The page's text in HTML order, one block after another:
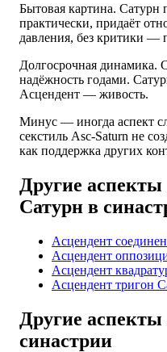
Бытовая картина. Сатурн
практически, придаёт
давления, без критики —
Долгосрочная динамика.
надёжность годами.
Асцендент — живость.
Минус — иногда аспект
секстиль Asc-Saturn не
как поддержка других
Другие
Сатурн в
Асцендент
Асцендент
Асцендент
Асцендент тригон
Другие
синастрии